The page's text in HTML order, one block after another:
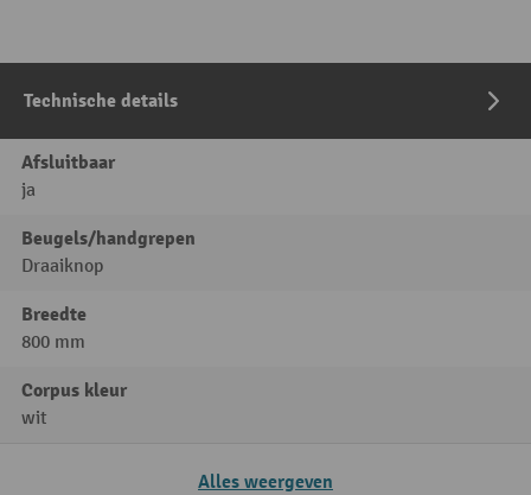
Technische details
Afsluitbaar
ja
Beugels/handgrepen
Draaiknop
Breedte
800 mm
Corpus kleur
wit
Alles weergeven